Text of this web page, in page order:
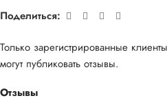
Поделиться:
Отзывы
Только зарегистрированные
могут публиковать отзывы.